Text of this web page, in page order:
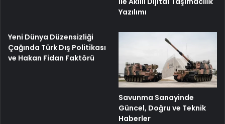
Yazılımı
Yeni Dünya Düzensizliği
Çağında Türk Dış Politikası
ve Hakan Fidan Faktörü
Savunma Sanayinde
Güncel, Doğru ve Teknik
Haberler